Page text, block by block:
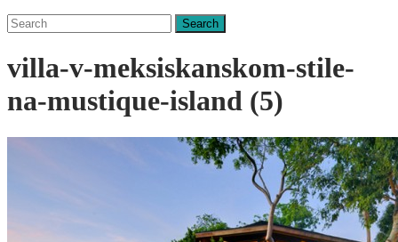
Search
for:
villa-v-meksiskanskom-stile-
na-mustique-island (5)